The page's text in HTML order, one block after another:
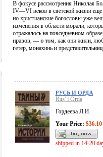
В фокусе рассмотрения Николая
IV—VI веков в светской жизни еще в
но христианские богословы уже
изменения в области морали,
отражалось на повседневном
нравов, — о том, как они жили,
гетер, монахинь и
РУСЬ И ОРДА
Rus' i Orda
Гордеева Л.И.
Your Price: $36.10
shipped in 14-20